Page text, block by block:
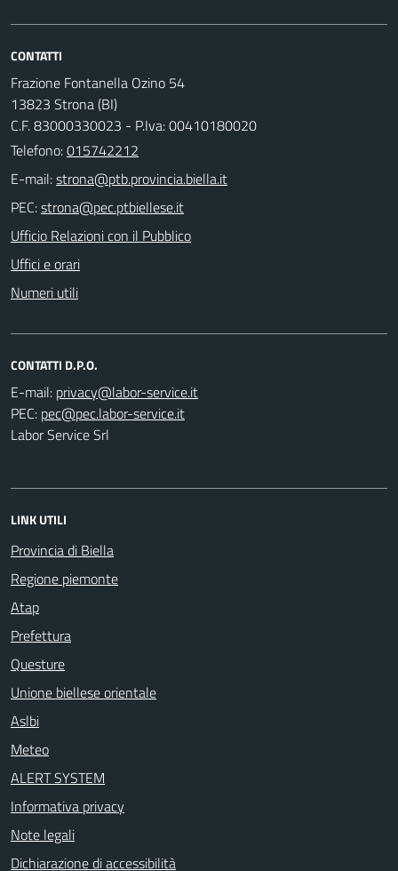
CONTATTI
Frazione Fontanella Ozino 54
13823 Strona (BI)
C.F. 83000330023 - P.Iva: 00410180020
Telefono:015742212
E-mail:
PEC:
Ufficio Relazioni con il Pubblico
Uffici e orari
Numeri utili
CONTATTI D.P.O.
E-mail:
PEC:
Labor Service Srl
LINK UTILI
Provincia di Biella
Regione piemonte
Atap
Prefettura
Questure
Unione biellese orientale
Aslbi
Meteo
ALERT SYSTEM
Informativa privacy
Note legali
Dichiarazione di accessibilità